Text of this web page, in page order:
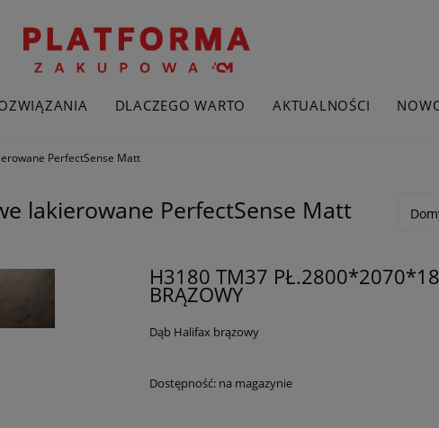
DLACZEGO WARTO AKTUALNOŚCI
PerfectSense Matt
lakierowane PerfectSense Matt
H3180 TM37 PŁ.2800*2070*18
BRĄZOWY
Dąb Halifax brązowy
Dostępność: na magazynie